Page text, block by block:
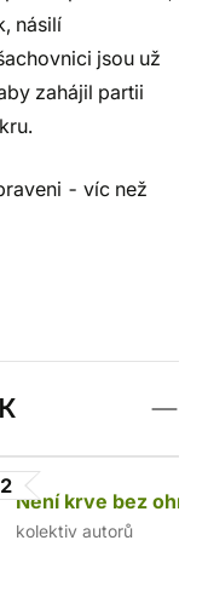
násilí
jsou už
zahájil partii
- víc než
2
Není krve bez ohně
kolektiv autorů